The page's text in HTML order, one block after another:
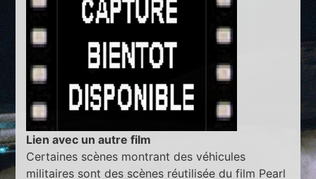
Lien avec un autre film
Certaines scènes montrant des véhicules
militaires sont des scènes réutilisée du film Pearl